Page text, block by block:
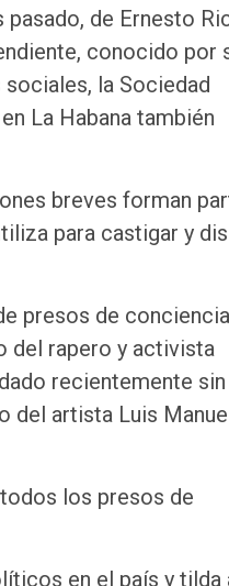
de Ernesto
conocido por
la Sociedad
La Habana también
breves forman
para castigar y
presos de conciencia
del rapero y activista
recientemente sin
del artista Luis
los presos de
en el país y tilda